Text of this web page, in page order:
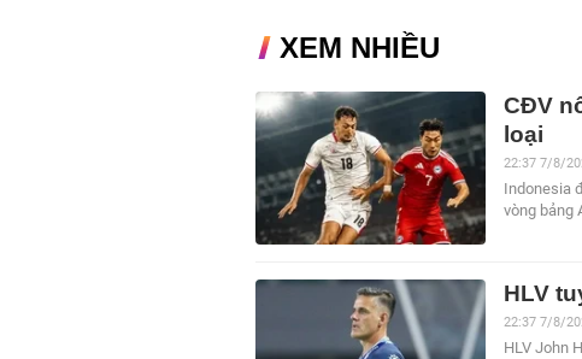
XEM NHIỀU
CĐV
loại
22:37 7/8/
Indonesia
vòng bảng
HLV
22:37 7/8/
HLV John